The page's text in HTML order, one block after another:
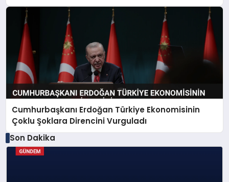
Cumhurbaşkanı Erdoğan Türkiye Ekonomisinin
Çoklu Şoklara Direncini Vurguladı
Son Dakika